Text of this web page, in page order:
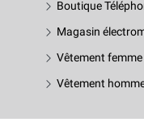
Boutique
Magasin
Vêtement femme
Vêtement